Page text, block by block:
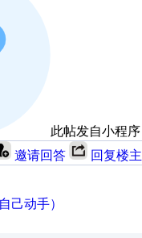
此帖发自小程序
邀请回答 回复楼主
己动手）